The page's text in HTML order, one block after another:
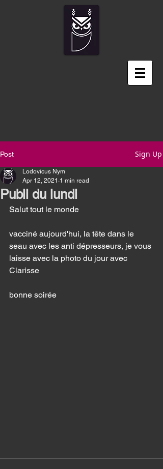
Post Sign Up
Publi du lundi
Lodovicus Nym
Apr 12, 2021 1 min read
Salut tout le monde
vacciné aujourd'hui, la tête dans le
seau avec les anti dépresseurs, je vous
laisse avec la photo du jour avec
Clarisse
bonne soirée